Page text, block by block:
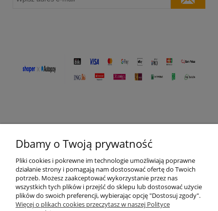
Moje konto
Płatności i dostawa
Dbamy o Twoją prywatność
Pliki cookies i pokrewne im technologie umożliwiają poprawne
działanie strony i pomagają nam dostosować ofertę do Twoich
potrzeb. Możesz zaakceptować wykorzystanie przez nas
wszystkich tych plików i przejść do sklepu lub dostosować użycie
plików do swoich preferencji, wybierając opcję "Dostosuj zgody".
Więcej o plikach cookies przeczytasz w naszej Polityce